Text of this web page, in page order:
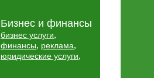
Бизнес и финансы
бизнес услуги,
финансы, реклама,
юридические услуги,